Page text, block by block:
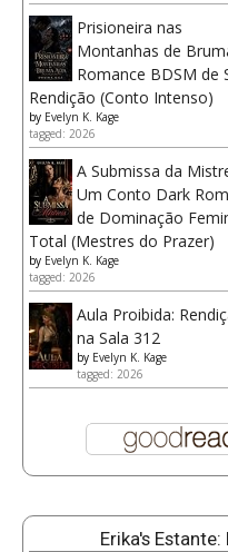
Prisioneira nas
Montanhas de
Romance BDSM de
Rendição (Conto Intenso)
by Evelyn K. Kage
tagged: 2026
A Submissa da
Um Conto Dark
de Dominação
Total (Mestres do Prazer)
by Evelyn K. Kage
tagged: 2026
Aula Proibida:
na Sala 312
by Evelyn K. Kage
tagged: 2026
Erika's Estante: